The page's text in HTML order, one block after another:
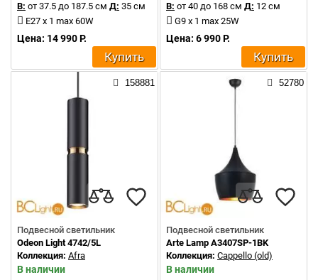
В: от 37.5 до 187.5 см Д: 35 см
E27 x 1 max 60W
Цена: 14 990 Р.
Купить
В: от 40 до 168 см Д: 12 см
G9 x 1 max 25W
Цена: 6 990 Р.
Купить
158881
Подвесной светильник
Odeon Light 4742/5L
Коллекция: Afra
В наличии
52780
Подвесной светильник
Arte Lamp A3407SP-1BK
Коллекция: Cappello (old)
В наличии